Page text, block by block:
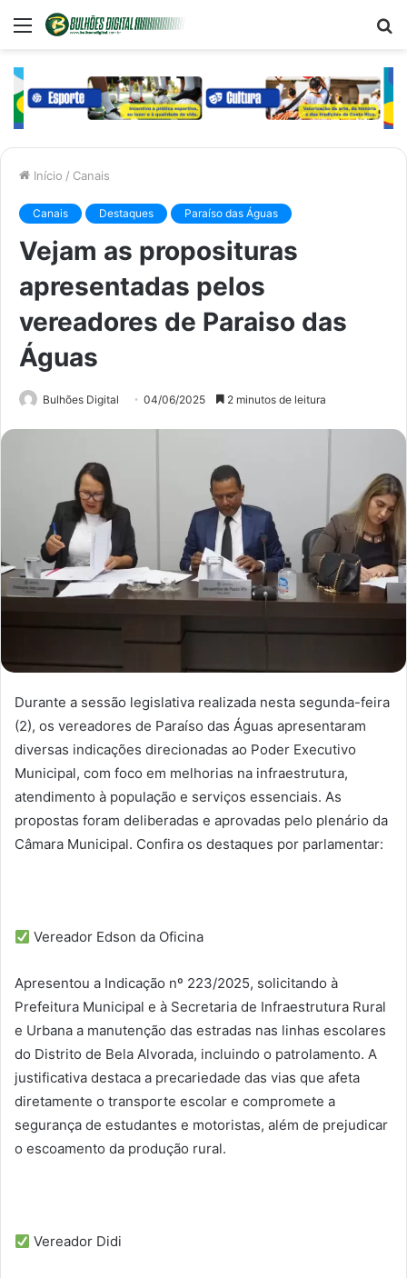
Menu
Início / Canais
Canais Destaques Paraíso das Águas
Vejam as proposituras
apresentadas pelos
vereadores de Paraiso das
Águas
Bulhões Digital 04/06/2025 2 minutos de leitura
Durante a sessão legislativa realizada nesta segunda-feira
(2), os vereadores de Paraíso das Águas apresentaram
diversas indicações direcionadas ao Poder Executivo
Municipal, com foco em melhorias na infraestrutura,
atendimento à população e serviços essenciais. As
propostas foram deliberadas e aprovadas pelo plenário da
Câmara Municipal. Confira os destaques por parlamentar:
Vereador Edson da Oficina
Apresentou a Indicação nº 223/2025, solicitando à
Prefeitura Municipal e à Secretaria de Infraestrutura Rural
e Urbana a manutenção das estradas nas linhas escolares
do Distrito de Bela Alvorada, incluindo o patrolamento. A
justificativa destaca a precariedade das vias que afeta
diretamente o transporte escolar e compromete a
segurança de estudantes e motoristas, além de prejudicar
o escoamento da produção rural.
Vereador Didi